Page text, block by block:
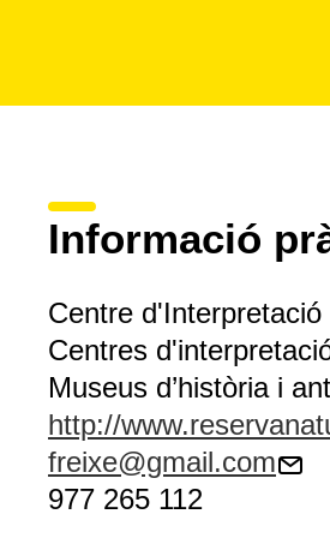
Informació
Centre
Centres
Museus d’història i
http://
freixe@gmail.com
977 265 112